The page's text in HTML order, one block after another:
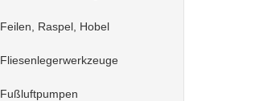
Feilen, Raspel, Hobel
Fliesenlegerwerkzeuge
Fußluftpumpen